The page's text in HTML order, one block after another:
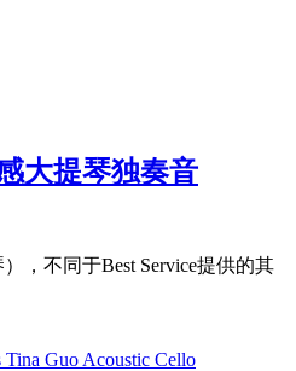
大提琴独奏音
，不同于Best Service提供的其